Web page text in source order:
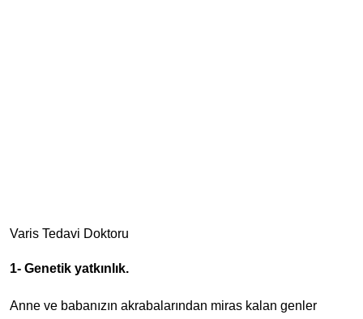
Varis Tedavi Doktoru
1- Genetik yatkınlık.
Anne ve babanızın akrabalarından miras kalan genler